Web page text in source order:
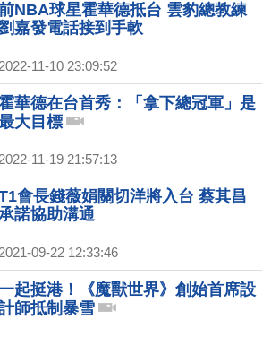
NBA球星霍華德抵台 雲豹總教練
嘉發電話接到手軟
2022-11-10 23:09:52
華德在台首秀：「拿下總冠軍」是
大目標
2022-11-19 21:57:13
會長錢薇娟關切洋將入台 蔡其昌
諾協助溝通
2021-09-22 12:33:46
起挺港！《魔獸世界》創始首席設
師抵制暴雪